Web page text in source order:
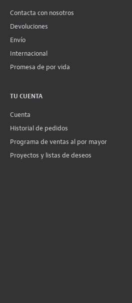
Contacta con nosotros
Devoluciones
Envío
Internacional
Promesa de por vida
TU CUENTA
Cuenta
Historial de pedidos
Programa de ventas al por mayor
Proyectos y listas de deseos